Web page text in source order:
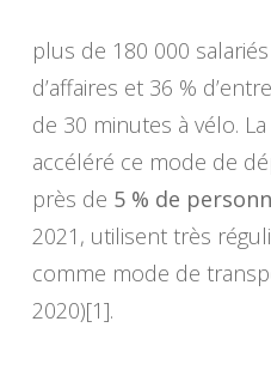
plus de 180 000
d’affaires et 36 %
de 30 minutes à vélo.
accéléré ce mode de
près de 5 % de
2021, utilisent très
comme mode de
2020)[1].